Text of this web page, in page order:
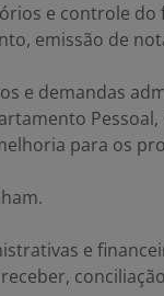
e controle do
emissão de
e demandas
para os
e